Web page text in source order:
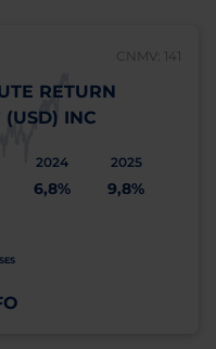
CNMV: 141
RETURN
(USD) INC
2024
6,8%
2025
9,8%